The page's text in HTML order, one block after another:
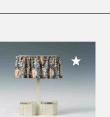
hinzufügen
Meiner